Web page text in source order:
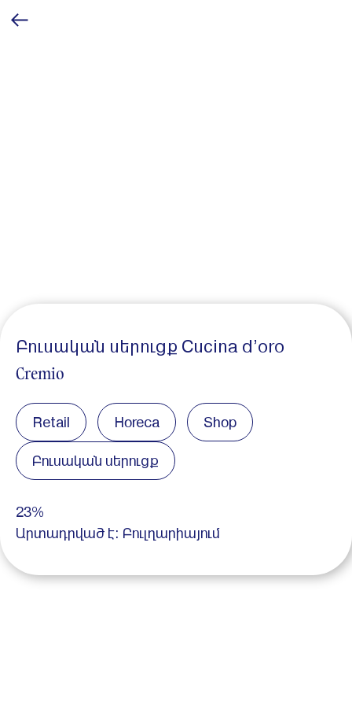
Բուսական սերուցք Cucina d’oro
Cremio
Retail Horeca Shop
Բուսական սերուցք
23%
Արտադրված է: Բուլղարիայում